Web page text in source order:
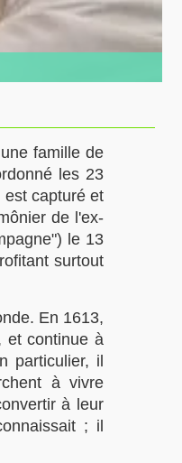
famille de
les 23
est capturé et
de l'ex-
le 13
surtout
En 1613,
et continue à
particulier, il
à vivre
à leur
; il